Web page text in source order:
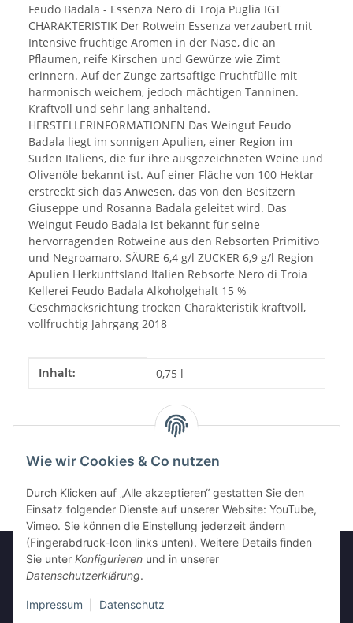
Wie wir Cookies & Co nutzen
Durch Klicken auf „Alle akzeptieren“ gestatten Sie den
Einsatz folgender Dienste auf unserer Website: YouTube,
Vimeo. Sie können die Einstellung jederzeit ändern
(Fingerabdruck-Icon links unten). Weitere Details finden
Sie unter Konfigurieren und in unserer
Datenschutzerklärung.
Impressum Datenschutz
Feudo Badala - Essenza Nero di Troja Puglia IGT
CHARAKTERISTIK Der Rotwein Essenza verzaubert mit
Intensive fruchtige Aromen in der Nase, die an
Pflaumen, reife Kirschen und Gewürze wie Zimt
erinnern. Auf der Zunge zartsaftige Fruchtfülle mit
harmonisch weichem, jedoch mächtigen Tanninen.
Kraftvoll und sehr lang anhaltend.
HERSTELLERINFORMATIONEN Das Weingut Feudo
Badala liegt im sonnigen Apulien, einer Region im
Süden Italiens, die für ihre ausgezeichneten Weine und
Olivenöle bekannt ist. Auf einer Fläche von 100 Hektar
erstreckt sich das Anwesen, das von den Besitzern
Giuseppe und Rosanna Badala geleitet wird. Das
Weingut Feudo Badala ist bekannt für seine
hervorragenden Rotweine aus den Rebsorten Primitivo
und Negroamaro. SÄURE 6,4 g/l ZUCKER 6,9 g/l Region
Apulien Herkunftsland Italien Rebsorte Nero di Troia
Kellerei Feudo Badala Alkoholgehalt 15 %
Geschmacksrichtung trocken Charakteristik kraftvoll,
vollfruchtig Jahrgang 2018
Produkteigenschaft
Wert
Inhalt: 0,75 l